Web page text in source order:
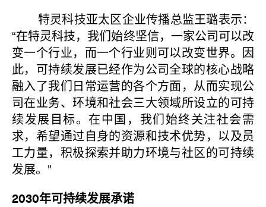
特灵科技亚太区企业传播总监王璐表示：
“在特灵科技，我们始终坚信，一家公司可以改
变一个行业，而一个行业则可以改变世界。因
此，可持续发展已经作为公司全球的核心战略
融入了我们日常运营的各个方面，从而实现公
司在业务、环境和社会三大领域所设立的可持
续发展目标。在中国，我们始终关注社会需
求，希望通过自身的资源和技术优势，以及员
工力量，积极探索并助力环境与社区的可持续
发展。”
2030年可持续发展承诺